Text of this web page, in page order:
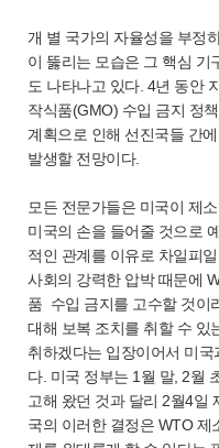
개 별 국가의 자율성을 부정
이 뚫리는 모습은 그 핵심 기
도 나타나고 있다. 4년 동안
작식품(GMO) 수입 금지 정
계획으로 인해 선진국들 간
발생할 전망이다.
모든 전문가들은 미국이 제
미국의 손을 들어줄 것으로
적인 관계를 이유로 차일피
사회의 강력한 압박 때문에
품 수입 금지를 고수할 것이
대해 보복 조치를 취할 수 있
취하겠다는 입장이어서 미
다. 미국 정부는 1월 말, 2월
고해 왔던 것과 달리 2월4일
국의 이러한 결정은 WTO 제